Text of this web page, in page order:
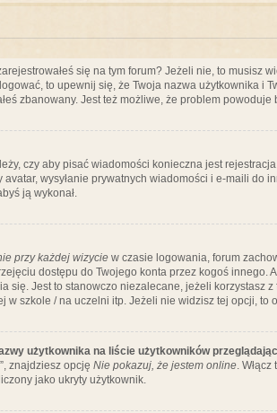
się na tym forum? Jeżeli nie, to musisz
to upewnij się, że Twoja nazwa użytkownika i
zbanowany. Jest też możliwe, że problem powoduje
czy aby pisać wiadomości konieczna jest
wysyłanie prywatnych wiadomości i e-maili do
ją wykonał.
przy każdej wizycie w czasie logowania, forum
dostępu do Twojego konta przez kogoś innego.
się. Jest to stanowczo niezalecane, jeżeli korzystasz
szkole / na uczelni itp. Jeżeli nie widzisz tej opcji, to
użytkownika na liście użytkowników
znajdziesz opcję Nie pokazuj, że jestem online.
jako ukryty użytkownik.